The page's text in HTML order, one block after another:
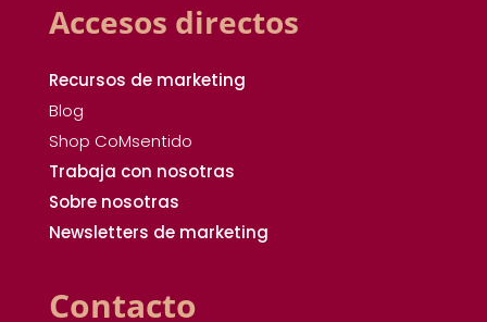
Accesos directos
Recursos de marketing
Blog
Shop CoMsentido
Trabaja con nosotras
Sobre nosotras
Newsletters de marketing
Contacto